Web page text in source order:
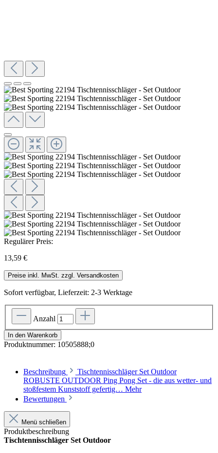
Regulärer Preis:
13,59 €
Preise inkl. MwSt. zzgl. Versandkosten
Sofort verfügbar, Lieferzeit: 2-3 Werktage
Anzahl
In den Warenkorb
Produktnummer: 10505888;0
Beschreibung
Tischtennisschläger Set Outdoor
ROBUSTE OUTDOOR Ping Pong Set - die aus wetter- und
stoßfestem Kunststoff gefertig… Mehr
Bewertungen
Menü schließen
Produktbeschreibung
Tischtennisschläger Set Outdoor